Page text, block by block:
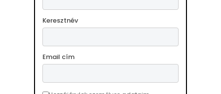
Keresztnév
Email cím